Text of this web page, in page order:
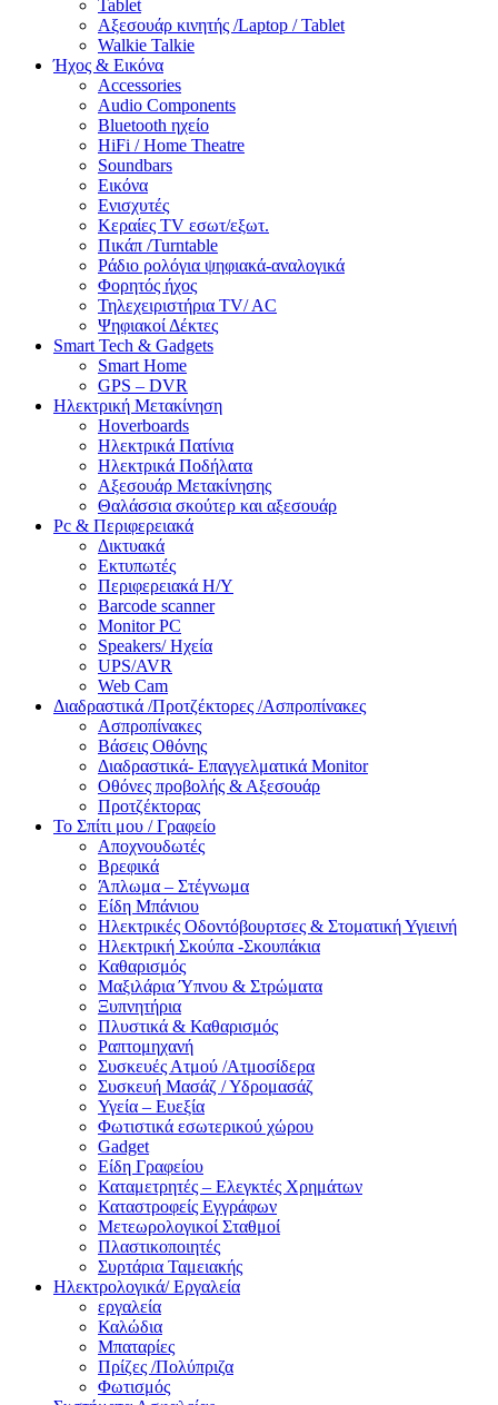
Tablet
Αξεσουάρ κινητής /Laptop / Tablet
Walkie Talkie
Ήχος & Εικόνα
Accessories
Audio Components
Bluetooth ηχείο
HiFi / Home Theatre
Soundbars
Εικόνα
Ενισχυτές
Κεραίες TV εσωτ/εξωτ.
Πικάπ /Turntable
Ράδιο ρολόγια ψηφιακά-αναλογικά
Φορητός ήχος
Τηλεχειριστήρια TV/ AC
Ψηφιακοί Δέκτες
Smart Tech & Gadgets
Smart Home
GPS – DVR
Ηλεκτρική Μετακίνηση
Hoverboards
Ηλεκτρικά Πατίνια
Ηλεκτρικά Ποδήλατα
Αξεσουάρ Μετακίνησης
Θαλάσσια σκούτερ και αξεσουάρ
Pc & Περιφερειακά
Δικτυακά
Εκτυπωτές
Περιφερειακά Η/Υ
Barcode scanner
Monitor PC
Speakers/ Ηχεία
UPS/AVR
Web Cam
Διαδραστικά /Προτζέκτορες /Ασπροπίνακες
Ασπροπίνακες
Βάσεις Οθόνης
Διαδραστικά- Επαγγελματικά Monitor
Οθόνες προβολής & Αξεσουάρ
Προτζέκτορας
Το Σπίτι μου / Γραφείο
Αποχνουδωτές
Βρεφικά
Άπλωμα – Στέγνωμα
Είδη Μπάνιου
Ηλεκτρικές Οδοντόβουρτσες & Στοματική Υγιεινή
Ηλεκτρική Σκούπα -Σκουπάκια
Καθαρισμός
Μαξιλάρια Ύπνου & Στρώματα
Ξυπνητήρια
Πλυστικά & Καθαρισμός
Ραπτομηχανή
Συσκευές Ατμού /Ατμοσίδερα
Συσκευή Μασάζ / Υδρομασάζ
Υγεία – Ευεξία
Φωτιστικά εσωτερικού χώρου
Gadget
Είδη Γραφείου
Καταμετρητές – Ελεγκτές Χρημάτων
Καταστροφείς Εγγράφων
Μετεωρολογικοί Σταθμοί
Πλαστικοποιητές
Συρτάρια Ταμειακής
Ηλεκτρολογικά/ Εργαλεία
εργαλεία
Καλώδια
Μπαταρίες
Πρίζες /Πολύπριζα
Φωτισμός